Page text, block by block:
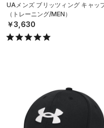
UAメンズ ブリッツィング キャッ
（トレーニング/MEN）
￥3,630